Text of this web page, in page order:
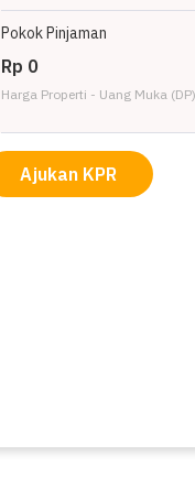
Pokok Pinjaman
Rp 0
Harga Properti - Uang Muka (DP)
Ajukan KPR